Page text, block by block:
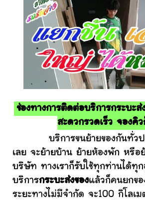
ช่องทางการติดต่อบริการกระบะส่
สะดวกรวดเร็ว จองคิว
บริการขนย้ายของกันทั่วปร
เลย จะย้ายบ้าน ย้ายห้องพัก หรือ
บริษัท ทางเราก็รับใช้ทุกท่านได้ทุ
บริการกระบะส่งของแล้วก็คนยกขอ
ระยะทางไม่มีจำกัด จะ100 กิโลเ